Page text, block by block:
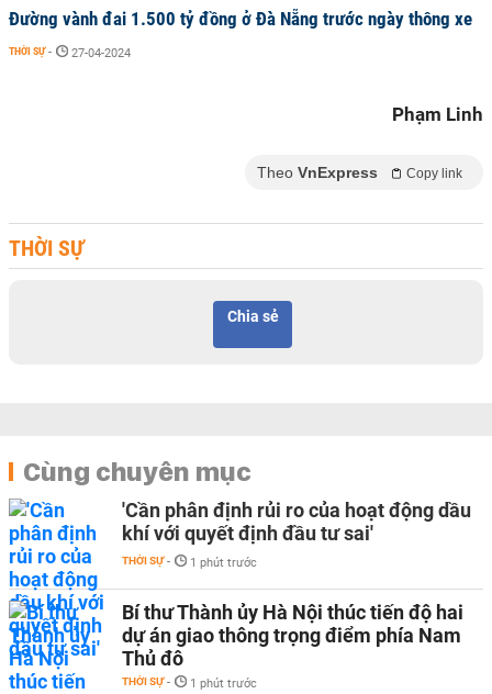
Đường vành đai 1.500 tỷ đồng ở Đà Nẵng trước ngày thông xe
THỜI SỰ - 27-04-2024
Phạm Linh
Theo VnExpress Copy link
THỜI SỰ
Chia sẻ
Cùng chuyên mục
'Cần phân định rủi ro của hoạt động dầu
khí với quyết định đầu tư sai'
THỜI SỰ - 1 phút trước
Bí thư Thành ủy Hà Nội thúc tiến độ hai
dự án giao thông trọng điểm phía Nam
Thủ đô
THỜI SỰ - 1 phút trước